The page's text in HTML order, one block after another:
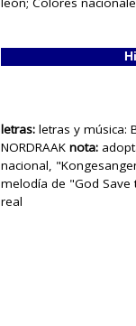
letras: letras y música:
NORDRAAK nota:
nacional,
melodía de "God
real